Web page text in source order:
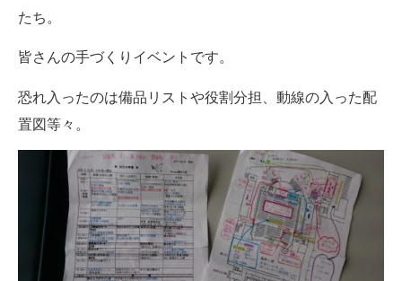
たち。
皆さんの手づくりイベントです。
恐れ入ったのは備品リストや役割分担、動線の入った配
置図等々。